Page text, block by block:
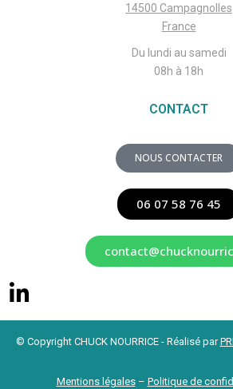
14500 Campagnolles
France
Du lundi au samedi
08h à 18h
CONTACT
NOUS CONTACTER
06 07 58 76 45
© Copyright CHUCK NOURRICE - Réalisé par
Mentions légales – Politique de